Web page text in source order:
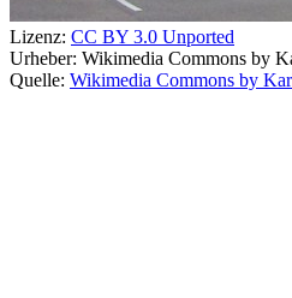
Lizenz: CC BY 3.0 Unported
Urheber: Wikimedia Commons by
Quelle: Wikimedia Commons by